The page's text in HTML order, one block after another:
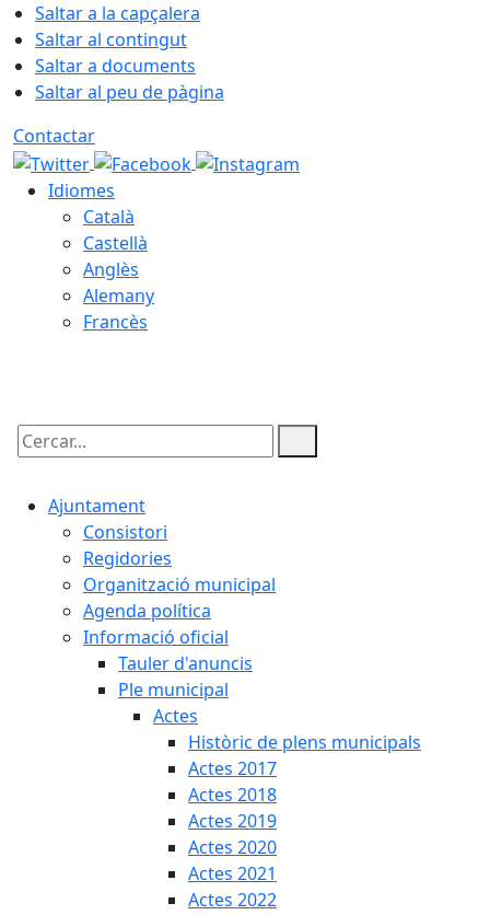
Saltar a la capçalera
Saltar al contingut
Saltar a documents
Saltar al peu de pàgina
Contactar
Idiomes
Català
Castellà
Anglès
Alemany
Francès
Cercar:
Ajuntament
Consistori
Regidories
Organització municipal
Agenda política
Informació oficial
Tauler d'anuncis
Ple municipal
Actes
Històric de plens municipals
Actes 2017
Actes 2018
Actes 2019
Actes 2020
Actes 2021
Actes 2022